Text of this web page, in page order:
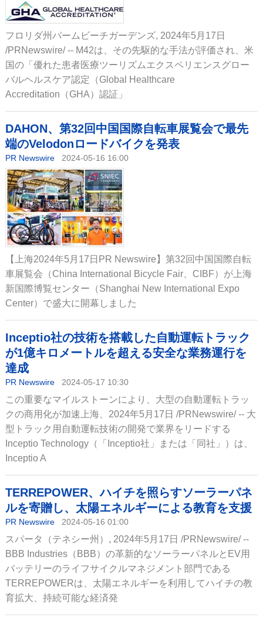
フロリダ州パームビーチガーデンズ, 2024年5月17日
/PRNewswire/ -- M42は、その先駆的な手法が評価され、米
国の「優れた患者医療ツーリズムエクスペリエンスグロー
バルヘルスケア認定（Global Healthcare
Accreditation（GHA）認証」
DAHON、第32回中国国際自転車展覧会で最先
端のVelodonロードバイクを発表
PR Newswire 2024-05-16 16:00
【上海2024年5月17日PR Newswire】第32回中国国際自転
車展覧会（China International Bicycle Fair、CIBF）が上海
新国際博覧センター（Shanghai New International Expo
Center）で盛大に開幕しました
Inceptio社の技術を搭載した自動運転トラック
が1億キロメートルを超える安全な業務運行を
達成
PR Newswire 2024-05-17 10:30
この重要なマイルストーンにより、大型の自動運転トラッ
クの商用化が加速上海、2024年5月17日 /PRNewswire/ -- 大
型トラック用自動運転技術の開発で業界をリードする
Inceptio Technology（「Inceptio社」または「同社」）は、
Inceptio A
TERREPOWER、ハイチを照らすソーラーパネ
ルを寄贈し、太陽エネルギーによる教育を支援
PR Newswire 2024-05-16 01:00
スパータ（テネシー州）, 2024年5月17日 /PRNewswire/ --
BBB Industries（BBB）の革新的なソーラーパネルとEV用
バッテリーのライフサイクルマネジメント部門である
TERREPOWERは、太陽エネルギーを利用してハイチの教
育拡大、持続可能な経済発